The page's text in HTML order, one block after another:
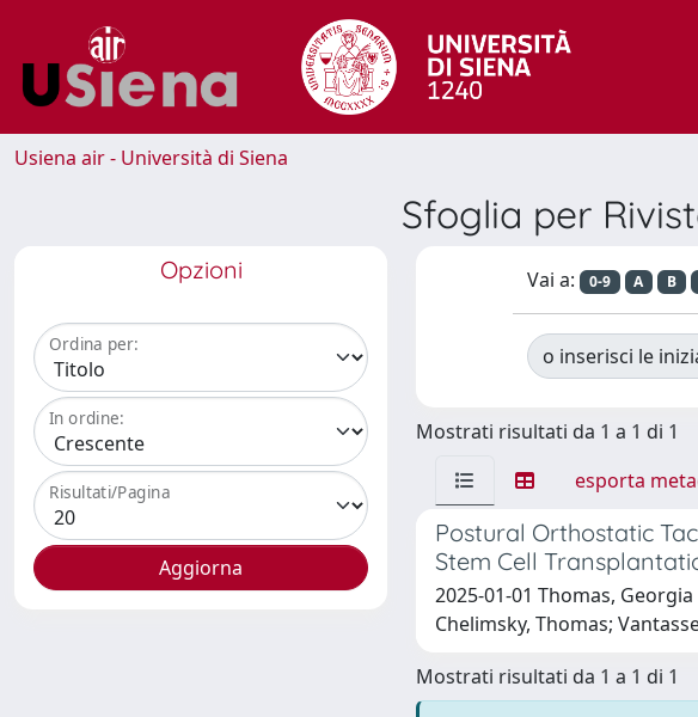
Usiena air - Università di Siena
Sfoglia per
Opzioni
Ordina per:
In ordine:
Risultati/Pagina
Vai a: 0-9 A B
o inserisci le
Mostrati risultati da 1 a 1 di 1
esporta
Postural Orthostatic
Stem Cell
2025-01-01 Thomas,
Chelimsky, Thomas;
Mostrati risultati da 1 a 1 di 1